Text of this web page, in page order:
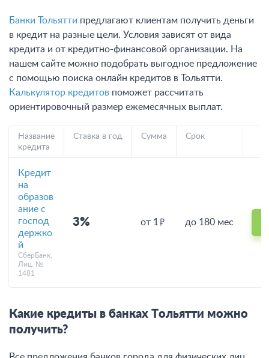
Банки Тольятти предлагают клиентам получить деньги
в кредит на разные цели. Условия зависят от вида
кредита и от кредитно-финансовой организации. На
нашем сайте можно подобрать выгодное предложение
с помощью поиска онлайн кредитов в Тольятти.
Калькулятор кредитов поможет рассчитать
ориентировочный размер ежемесячных выплат.
Название
кредита
Ставка в год Сумма Срок
Кредит
на
образов
ание с
господ
держко
й
СберБанк,
Лиц. №
1481
3% от 1 до 180 мес
Какие кредиты в банках Тольятти можно
получить?